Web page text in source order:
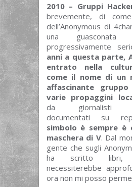
2010 – Gruppi
brevemente, di come
dell’Anonymous di
una
progressivamente
anni a questa parte,
entrato nella
come il nome di un
affascinante
varie propaggini
da giornalisti
documentati su
simbolo è sempre è
maschera di V. Dal
gente che sugli
ha scritto libri,
necessiterebbe
ora non mi posso